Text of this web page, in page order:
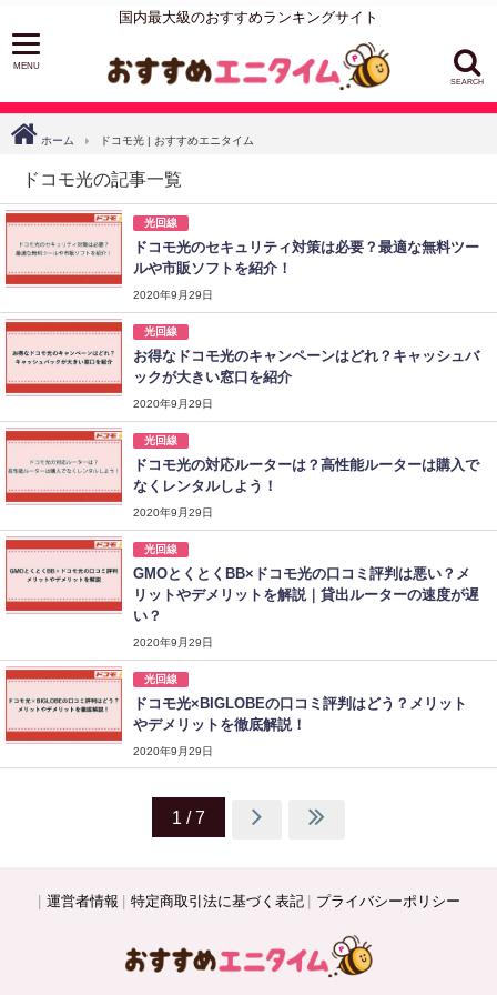
国内最大級のおすすめランキングサイト
SEARCH
ホーム ドコモ光 | おすすめエニタイム
ドコモ光の記事一覧
光回線
ドコモ光のセキュリティ対策は必要？最適な無料ツー
ルや市販ソフトを紹介！
2020年9月29日
光回線
お得なドコモ光のキャンペーンはどれ？キャッシュバ
ックが大きい窓口を紹介
2020年9月29日
光回線
ドコモ光の対応ルーターは？高性能ルーターは購入で
なくレンタルしよう！
2020年9月29日
光回線
GMOとくとくBB×ドコモ光の口コミ評判は悪い？メ
リットやデメリットを解説｜貸出ルーターの速度が遅
い？
2020年9月29日
光回線
ドコモ光×BIGLOBEの口コミ評判はどう？メリット
やデメリットを徹底解説！
2020年9月29日
1 / 7
運営者情報 特定商取引法に基づく表記 プライバシーポリシー